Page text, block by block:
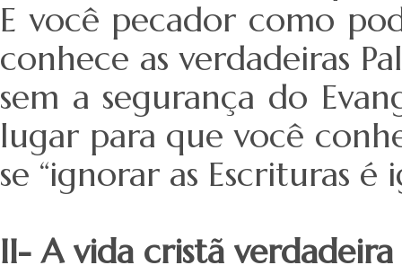
E você pecador como
conhece as verdadeiras
sem a segurança do
lugar para que você
se “ignorar as Escrituras
II- A vida cristã